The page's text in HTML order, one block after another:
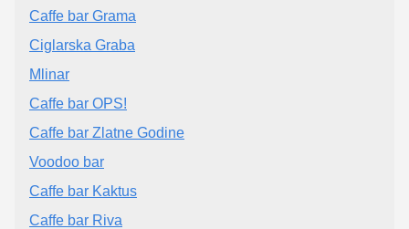
Caffe bar Grama
Ciglarska Graba
Mlinar
Caffe bar OPS!
Caffe bar Zlatne Godine
Voodoo bar
Caffe bar Kaktus
Caffe bar Riva